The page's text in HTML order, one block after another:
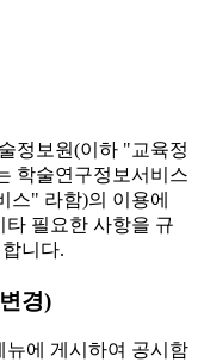
정보원(이하 "교육정
학술연구정보서비스
스" 라함)의 이용에
타 필요한 사항을 규
니다.
경)
에 게시하여 공시함